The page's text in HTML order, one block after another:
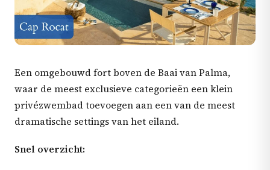
Een omgebouwd fort boven de Baai van Palma,
waar de meest exclusieve categorieën een klein
privézwembad toevoegen aan een van de meest
dramatische settings van het eiland.
Snel overzicht: